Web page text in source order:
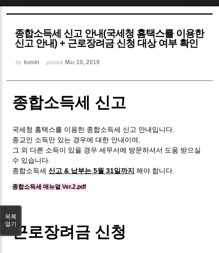
종합소득세 신고 안내(국세청 홈택스를 이용한
신고 안내) + 근로장려금 신청 대상 여부 확인
by kosin posted May 10, 2019
종합소득세 신고
국세청 홈택스를 이용한 종합소득세 신고 안내입니다.
종교인 소득만 있는 경우에 대한 안내이며,
그 외 다른 소득이 있을 경우 세무서에 방문하셔서 도움 받으실
수 있습니다.
종합소득세신고 & 납부는 5월 31일까지 해야 합니다.
종합소득세 매뉴얼 Ver.2.pdf
근로장려금 신청
목록
열기
Sketchbook5, 스케치북5
Sketchbook5, 스케치북5